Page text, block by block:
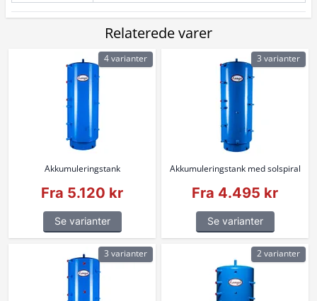
Relaterede varer
Akkumuleringstank
Fra 5.120 kr
Se varianter
4 varianter
Akkumuleringstank med solspiral
Fra 4.495 kr
Se varianter
3 varianter
3 varianter 2 varianter